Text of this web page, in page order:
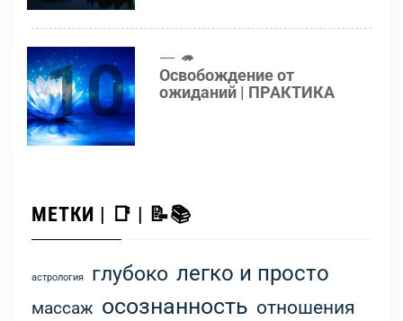
10 🦔
Освобождение от
ожиданий | ПРАКТИКА
МЕТКИ | 📑 | 📝📚
астрология глубоко легко и просто
массаж осознанность отношения